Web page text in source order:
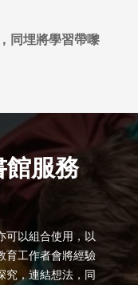
同埋將學習帶嚟
館服務
可以組合使用，以
育工作者會將經驗
究，連結想法，同